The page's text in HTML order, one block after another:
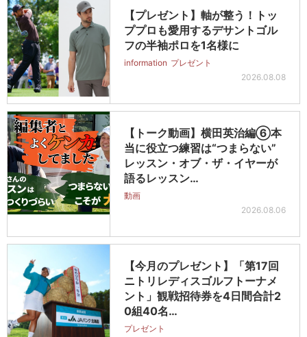
【プレゼント】軸が整う！トッ
ププロも愛用するデサントゴル
フの半袖ポロを1名様に
information プレゼント
2026.08.08
【トーク動画】横田英治編⑥本
当に役立つ練習は“つまらない”
レッスン・オブ・ザ・イヤーが
語るレッスン…
動画
2026.08.06
【今月のプレゼント】「第17回
ニトリレディスゴルフトーナメ
ント」観戦招待券を4日間合計2
0組40名…
プレゼント